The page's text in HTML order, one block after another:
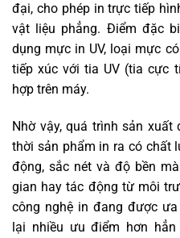
đại, cho phép in trực tiếp
vật liệu phẳng. Điểm đặc
dụng mực in UV, loại mực
tiếp xúc với tia UV (tia cực
hợp trên máy.
Nhờ vậy, quá trình sản
thời sản phẩm in ra có chất
động, sắc nét và độ bền
gian hay tác động từ môi
công nghệ in đang được
lại nhiều ưu điểm hơn